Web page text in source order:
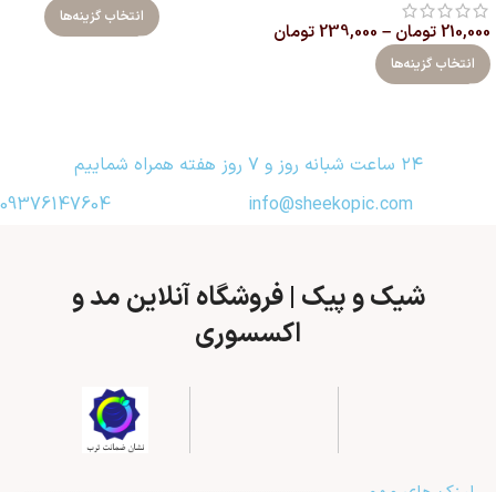
210,000تومان –
239,000تومان
انتخاب گزینه‌ها
انتخاب گزینه‌ها
۲۴ ساعت شبانه روز و ۷ روز هفته همراه شماییم
info@sheekopic.com
09376147604
شیک و پیک | فروشگاه آنلاین مد و
اکسسوری